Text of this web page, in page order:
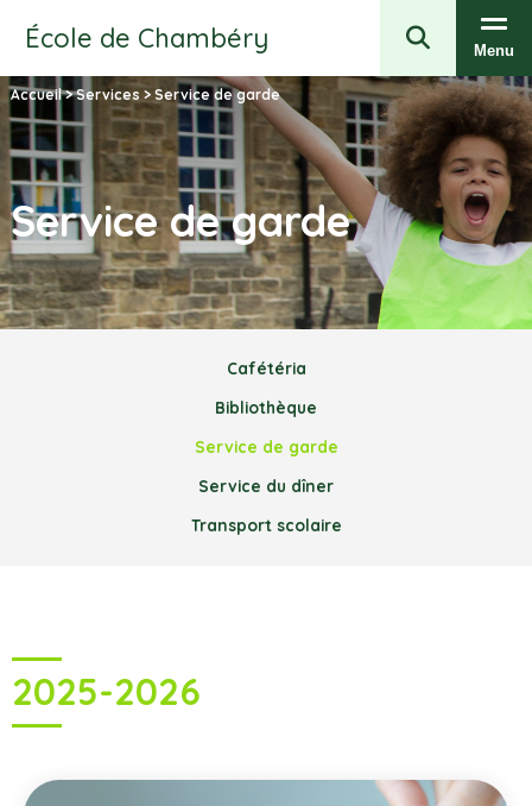
École de Chambéry Menu
Accueil>Services > Service de garde
Service de garde
Cafétéria
Bibliothèque
Service de garde
Service du dîner
Transport scolaire
2025-2026